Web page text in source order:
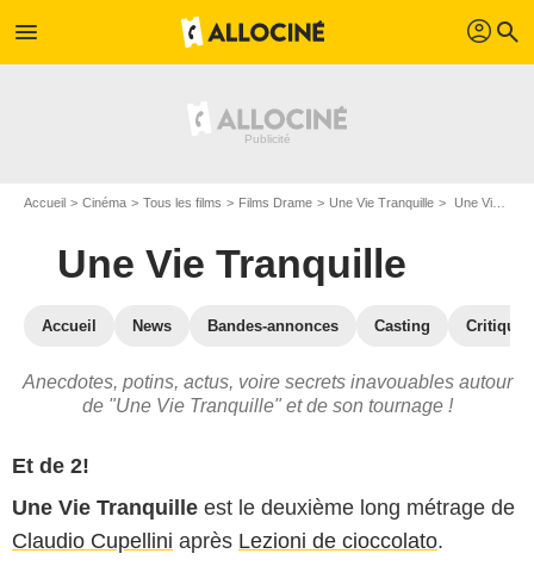
menu profil search
Accueil Cinéma Tous les films Films Drame Une Vie Tranquille Une Vie Tranquille : les secrets du tournage
Une Vie Tranquille
Accueil News Bandes-annonces Casting
Anecdotes, potins, actus, voire secrets inavouables autour
de "Une Vie Tranquille" et de son tournage !
Et de 2!
Une Vie Tranquille est le deuxième long métrage de
Claudio Cupellini après Lezioni de cioccolato.